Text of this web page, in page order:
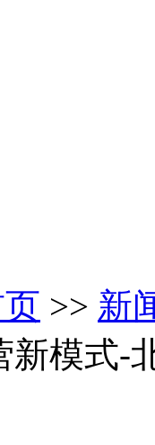
>> 新
新模式-